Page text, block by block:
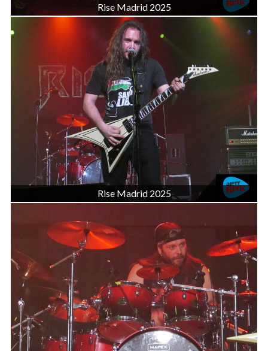
Rise Madrid 2025
Rise Madrid 2025